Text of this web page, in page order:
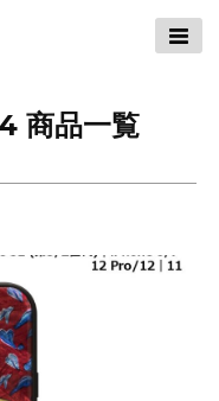
式サイト】
天然
ース
商品一覧